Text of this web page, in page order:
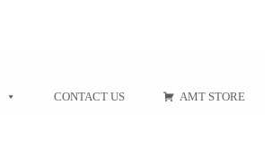
CONTACT US AMT STORE